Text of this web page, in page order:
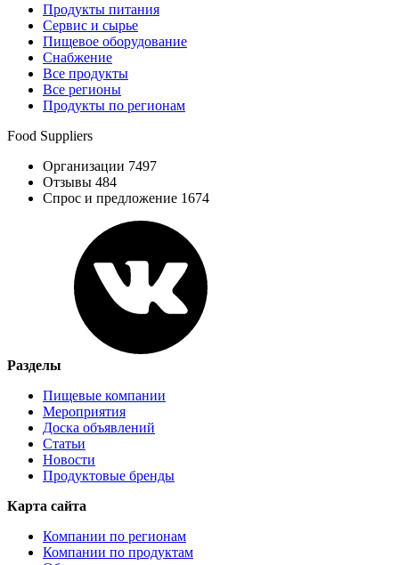
Продукты питания
Сервис и сырье
Пищевое оборудование
Снабжение
Все продукты
Все регионы
Продукты по регионам
Food Suppliers
Организации 7497
Отзывы 484
Спрос и предложение 1674
Разделы
Пищевые компании
Мероприятия
Доска объявлений
Статьи
Новости
Продуктовые бренды
Карта сайта
Компании по регионам
Компании по продуктам